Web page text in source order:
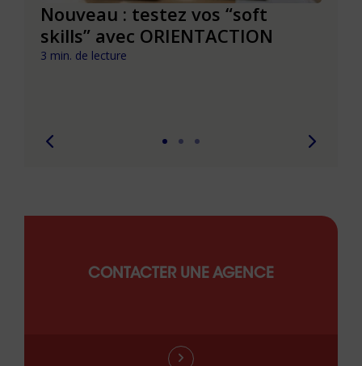
Nouveau : testez vos “soft
skills” avec ORIENTACTION
3 min. de lecture
CONTACTER UNE AGENCE